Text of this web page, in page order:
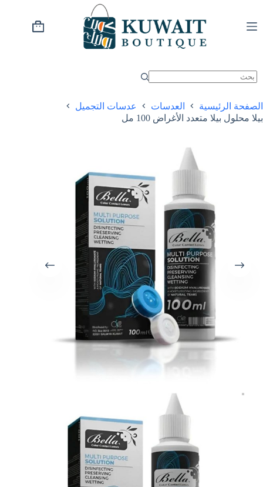
المحتوى
عربة
الصفحة الرئيسية العدسات
عدسات التجميل
بيلا محلول بيلا متعدد الأغراض 100 مل